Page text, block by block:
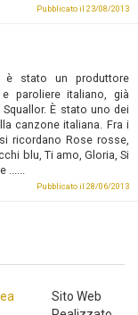
Pubblicato il 23/08/2013
è stato un produttore
paroliere italiano, già
È stato uno dei
canzone italiana. Fra i
ricordano Rose rosse,
blu, Ti amo, Gloria, Si
Pubblicato il 28/06/2013
Sito Web